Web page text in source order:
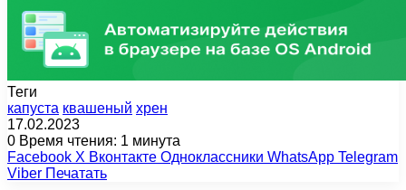
Теги
капуста квашеный хрен
17.02.2023
0 Время чтения: 1 минута
Facebook X Вконтакте Одноклассники WhatsApp Telegram
Viber Печатать